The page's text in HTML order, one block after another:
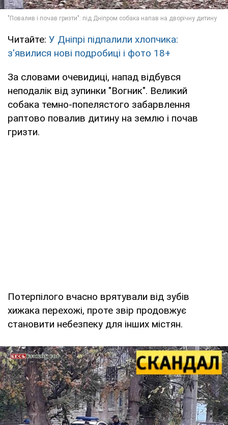
Читайте: У Дніпрі підпалили хлопчика:
з'явилися нові подробиці і фото 18+
За словами очевидиці, напад відбувся
неподалік від зупинки "Вогник". Великий
собака темно-попелястого забарвлення
раптово повалив дитину на землю і почав
гризти.
Потерпілого вчасно врятували від зубів
хижака перехожі, проте звір продовжує
становити небезпеку для інших містян.